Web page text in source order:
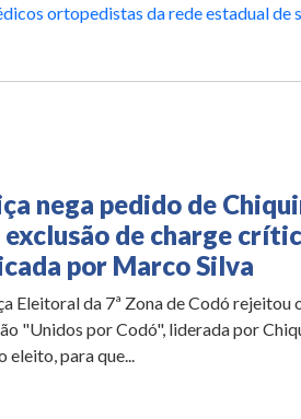
ortopedistas da rede estadual de
nega pedido de
exclusão de charge
por Marco Silva
Eleitoral da 7ª Zona de Codó rejeitou
"Unidos por Codó", liderada por
eleito, para que...